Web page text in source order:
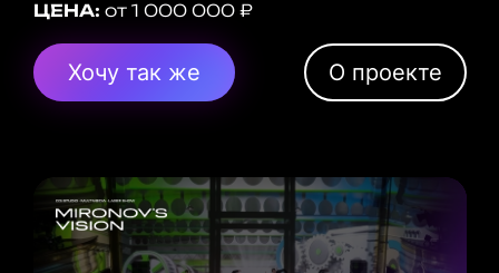
ЦЕНА: от 1 000 000 ₽
Хочу так же О проекте